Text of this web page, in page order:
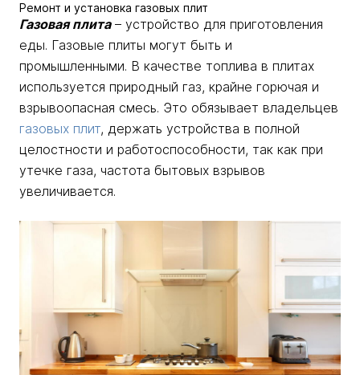
Ремонт и установка газовых плит
Газовая плита– устройство для приготовления
еды. Газовые плиты могут быть и
промышленными. В качестве топлива в плитах
используется природный газ, крайне горючая и
взрывоопасная смесь. Это обязывает владельцев
газовых плит, держать устройства в полной
целостности и работоспособности, так как при
утечке газа, частота бытовых взрывов
увеличивается.